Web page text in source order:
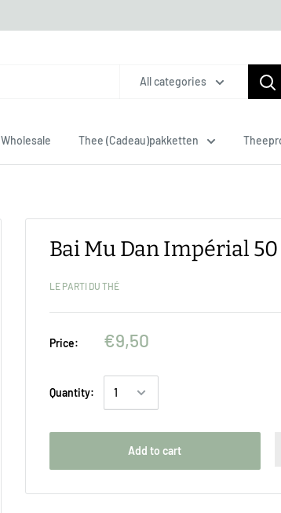
All categories
Wholesale Thee (Cadeau)pakketten
Bai Mu Dan Impérial
LE PARTI DU THÉ
Price: €9,50
Quantity:
Add to cart